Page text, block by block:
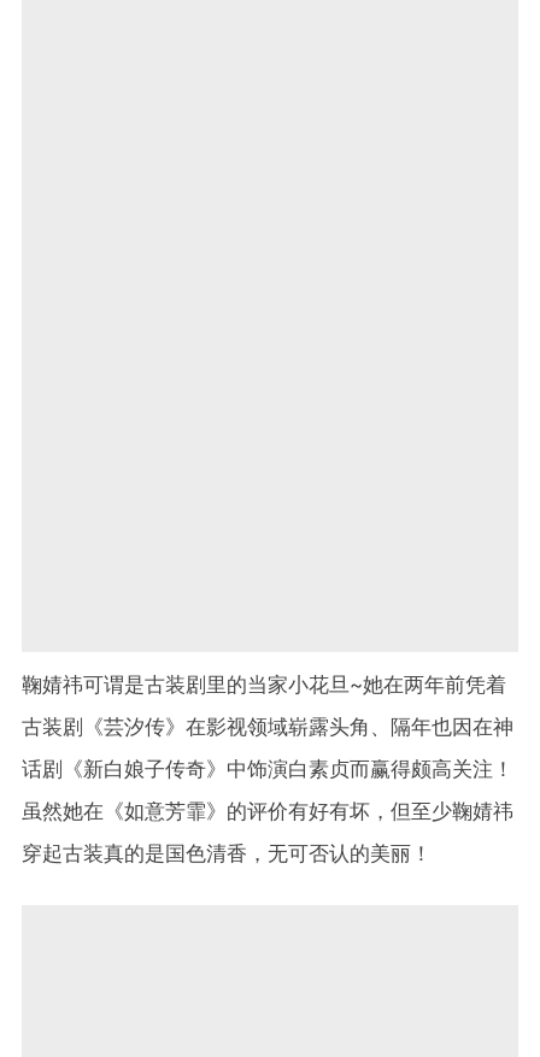
鞠婧祎可谓是古装剧里的当家小花旦~她在两年前凭着
古装剧《芸汐传》在影视领域崭露头角、隔年也因在神
话剧《新白娘子传奇》中饰演白素贞而赢得颇高关注！
虽然她在《如意芳霏》的评价有好有坏，但至少鞠婧祎
穿起古装真的是国色清香，无可否认的美丽！